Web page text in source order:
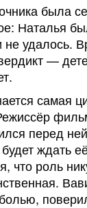
была
Наталья
не удалось.
—
самая
перед
ждать
что роль